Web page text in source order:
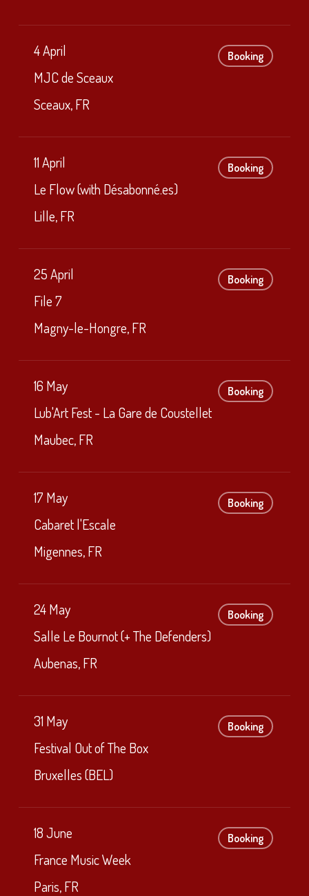
4 April
MJC de Sceaux
Sceaux, FR
Booking
11 April
Le Flow (with Désabonné.es)
Lille, FR
Booking
25 April
File 7
Magny-le-Hongre, FR
Booking
16 May
Lub'Art Fest - La Gare de Coustellet
Maubec, FR
Booking
17 May
Cabaret l'Escale
Migennes, FR
Booking
24 May
Salle Le Bournot (+ The Defenders)
Aubenas, FR
Booking
31 May
Festival Out of The Box
Bruxelles (BEL)
Booking
18 June
France Music Week
Paris, FR
Booking